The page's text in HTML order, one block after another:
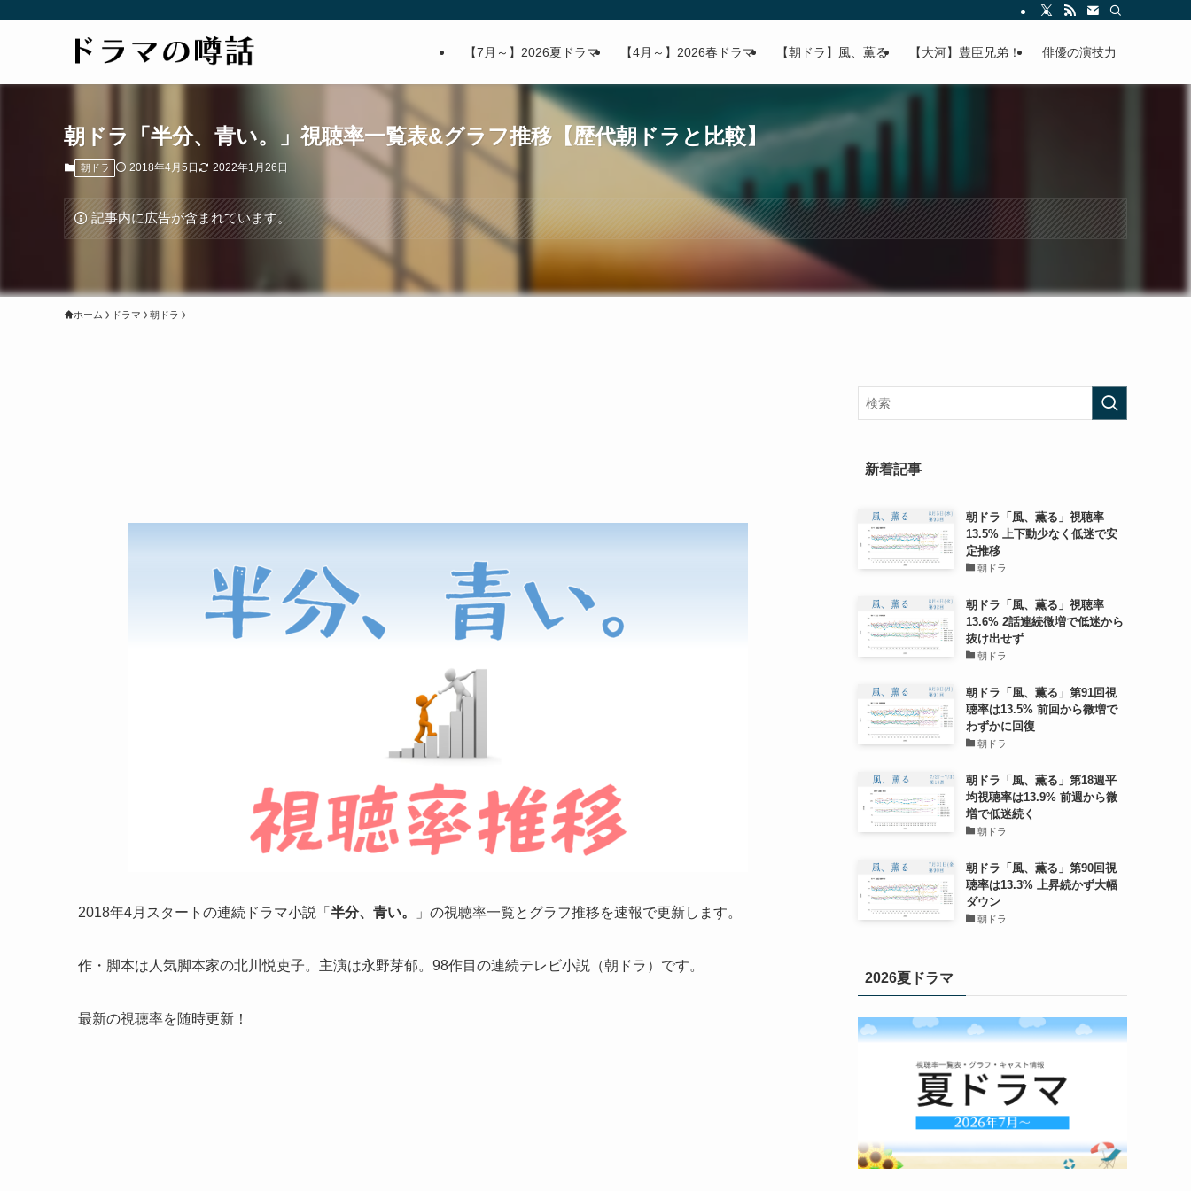
【7月～】2026夏ドラマ 【4月～】2026春ドラマ 【朝ドラ】風、薫る 【大河】豊臣兄弟！ 俳優の演技力
朝ドラ「半分、青い。」視聴率一覧表&グラフ推移【歴代朝ドラと比較】
朝ドラ 2018年4月5日 2022年1月26日
記事内に広告が含まれています。
ホーム ドラマ 朝ドラ
2018年4月スタートの連続ドラマ小説「 半分、青い。 」の視聴率一覧とグラフ推移を速報で更新します。
作・脚本は人気脚本家の北川悦吏子。主演は永野芽郁。98作目の連続テレビ小説（朝ドラ）です。
最新の視聴率を随時更新！
新着記事
朝ドラ「風、薫る」視聴率
13.5% 上下動少なく低迷で安
定推移
朝ドラ
朝ドラ「風、薫る」視聴率
13.6% 2話連続微増で低迷から
抜け出せず
朝ドラ
朝ドラ「風、薫る」第91回視
聴率は13.5% 前回から微増で
わずかに回復
朝ドラ
朝ドラ「風、薫る」第18週平
均視聴率は13.9% 前週から微
増で低迷続く
朝ドラ
朝ドラ「風、薫る」第90回視
聴率は13.3% 上昇続かず大幅
ダウン
朝ドラ
2026夏ドラマ